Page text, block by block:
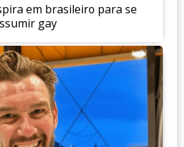
em brasileiro para se
gay